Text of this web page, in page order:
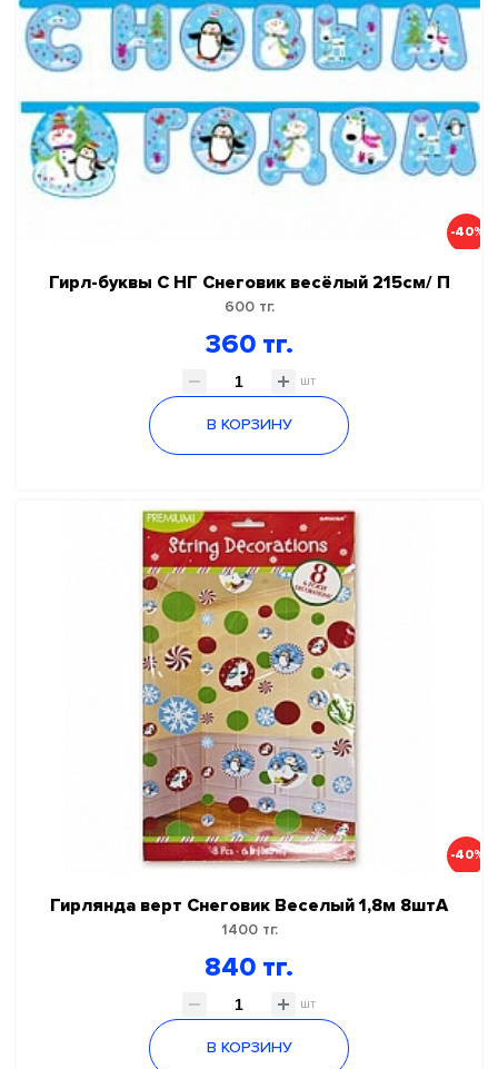
-40%
Гирл-буквы С НГ Снеговик весёлый 215см/ П
600 тг.
360 тг.
шт
В КОРЗИНУ
-40%
Гирлянда верт Снеговик Веселый 1,8м 8штA
1400 тг.
840 тг.
шт
В КОРЗИНУ